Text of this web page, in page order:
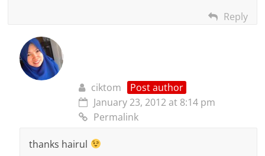
Reply
ciktom
Post author
January 23, 2012 at 8:14 pm
Permalink
thanks hairul